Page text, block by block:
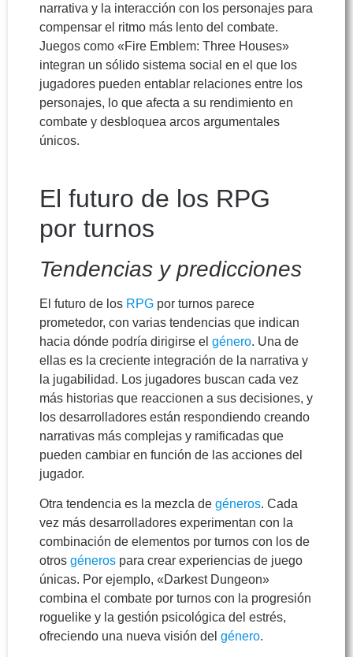
narrativa y la interacción con los personajes para
compensar el ritmo más lento del combate.
Juegos como «Fire Emblem: Three Houses»
integran un sólido sistema social en el que los
jugadores pueden entablar relaciones entre los
personajes, lo que afecta a su rendimiento en
combate y desbloquea arcos argumentales
únicos.
El futuro de los RPG
por turnos
Tendencias y predicciones
El futuro de los RPG por turnos parece
prometedor, con varias tendencias que indican
hacia dónde podría dirigirse el género. Una de
ellas es la creciente integración de la narrativa y
la jugabilidad. Los jugadores buscan cada vez
más historias que reaccionen a sus decisiones, y
los desarrolladores están respondiendo creando
narrativas más complejas y ramificadas que
pueden cambiar en función de las acciones del
jugador.
Otra tendencia es la mezcla de géneros. Cada
vez más desarrolladores experimentan con la
combinación de elementos por turnos con los de
otros géneros para crear experiencias de juego
únicas. Por ejemplo, «Darkest Dungeon»
combina el combate por turnos con la progresión
roguelike y la gestión psicológica del estrés,
ofreciendo una nueva visión del género.